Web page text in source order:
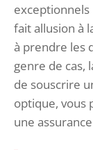
fait allusion à
à prendre les
genre de cas,
de souscrire
optique, vous
une